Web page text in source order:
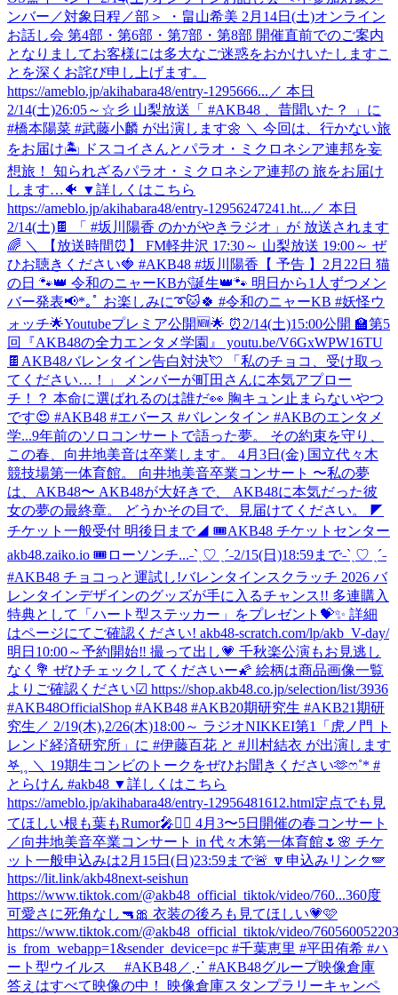
ンバー／対象日程／部＞ ・畠山希美 2月14日(土)オンライン
お話し会 第4部・第6部・第7部・第8部 開催直前でのご案内
となりましてお客様には多大なご迷惑をおかけいたしますこ
とを深くお詫び申し上げます。
https://ameblo.jp/akihabara48/entry-1295666... ／ 本日
2/14(土)26:05～☆彡 山梨放送「 #AKB48 、昔聞いた？ 」に
#橋本陽菜 #武藤小麟 が出演します🌼 ＼ 今回は、行かない旅
をお届け🏝️ ドスコイさんとパラオ・ミクロネシア連邦を妄
想旅！ 知られざるパラオ・ミクロネシア連邦の 旅をお届け
します…🐠 ▼詳しくはこちら
https://ameblo.jp/akihabara48/entry-12956247241.ht... ／ 本日
2/14(土)🍫 「 #坂川陽香 のかがやきラジオ」が 放送されます
🌈 ＼ 【放送時間⏰】 FM軽井沢 17:30～ 山梨放送 19:00～ ぜ
ひお聴きください🍓 #AKB48 #坂川陽香 【 予告 】2月22日 猫
の日 🐾👑 令和のニャーKBが誕生👑🐾 明日から1人ずつメン
バー発表📢*｡ﾟ お楽しみに➰🐱🍀 #令和のニャーKB #妖怪ウ
ォッチ🌟Youtubeプレミア公開🆕🌟 ⏰2/14(土)15:00公開 🏫第5
回『AKB48の全力エンタメ学園』 youtu.be/V6GxWPW16TU
🍫AKB48バレンタイン告白対決💘 「私のチョコ、受け取っ
てください…！」 メンバーが町田さんに本気アプロー
チ！？ 本命に選ばれるのは誰だ👀 胸キュン止まらないやつ
です😍 #AKB48 #エバース #バレンタイン #AKBのエンタメ
学...9年前のソロコンサートで語った夢。 その約束を守り、
この春、向井地美音は卒業します。 4月3日(金) 国立代々木
競技場第一体育館。 向井地美音卒業コンサート 〜私の夢
は、AKB48〜 AKB48が大好きで、 AKB48に本気だった彼
女の夢の最終章。 どうかその目で、見届けてください。 ◤
チケット一般受付 明後日まで◢ 🎟AKB48 チケットセンター
akb48.zaiko.io 🎟ローソンチ...˗ˋˏ♡ ˎˊ˗2/15(日)18:59まで˗ˋˏ♡ ˎˊ˗
#AKB48 チョコっと運試し!バレンタインスクラッチ 2026 バ
レンタインデザインのグッズが手に入るチャンス!! 多連購入
特典として「ハート型ステッカー」をプレゼント💝✨ 詳細
はページにてご確認ください! akb48-scratch.com/lp/akb_V-day/
明日10:00～予約開始‼️ 撮って出し💗 千秋楽公演もお見逃し
なく💐 ぜひチェックしてくださいー🌠 絵柄は商品画像一覧
よりご確認ください☑ https://shop.akb48.co.jp/selection/list/3936
#AKB48OfficialShop #AKB48 #AKB20期研究生 #AKB21期研
究生 ／ 2/19(木),2/26(木)18:00～ ラジオNIKKEI第1「虎ノ門 ト
レンド経済研究所」に #伊藤百花 と #川村結衣 が出演します
𖤐⸒⸒ ＼ 19期生コンビのトークをぜひお聞きください🫶ෆ˚* #
とらけん #akb48 ▼詳しくはこちら
https://ameblo.jp/akihabara48/entry-12956481612.html定点でも見
てほしい根も葉もRumor🎤❤️‍🔥 4月3〜5日開催の春コンサート
／向井地美音卒業コンサート in 代々木第一体育館🌷🌸 チケ
ット一般申込みは2月15日(日)23:59まで🚨 🔽申込みリンク🪽
https://lit.link/akb48next-seishun
https://www.tiktok.com/@akb48_official_tiktok/video/760...360度
可愛さに死角なし🔫🎀 衣装の後ろも見てほしい💗🩷
https://www.tiktok.com/@akb48_official_tiktok/video/
is_from_webapp=1&sender_device=pc #千葉恵里 #平田侑希 #ハ
ート型ウイルス #AKB48／⋰ #AKB48グループ映像倉庫
答えはすべて映像の中！ 映像倉庫スタンプラリーキャンペ